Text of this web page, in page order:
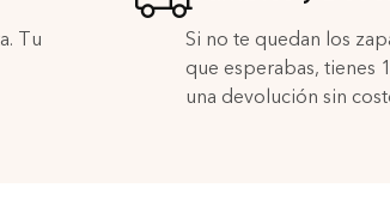
Tu
Si no te quedan los
que esperabas, tienes
una devolución sin